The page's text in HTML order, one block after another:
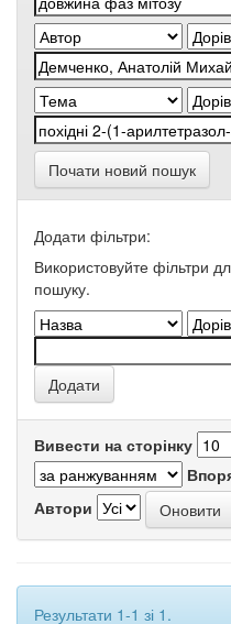
Почати новий пошук
Додати фільтри:
Використовуйте фільтри
пошуку.
Вивести на сторінку
Автори
Результати 1-1 зі 1.